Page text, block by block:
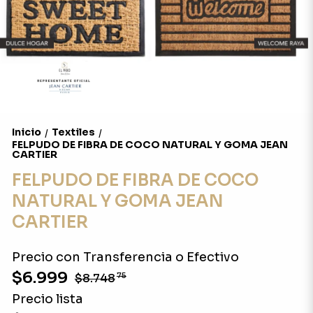
Inicio / Textiles /
FELPUDO DE FIBRA DE COCO NATURAL Y GOMA JEAN
CARTIER
FELPUDO DE FIBRA DE COCO
NATURAL Y GOMA JEAN
CARTIER
Precio con Transferencia o Efectivo
$6.999 $8.74875
Precio lista